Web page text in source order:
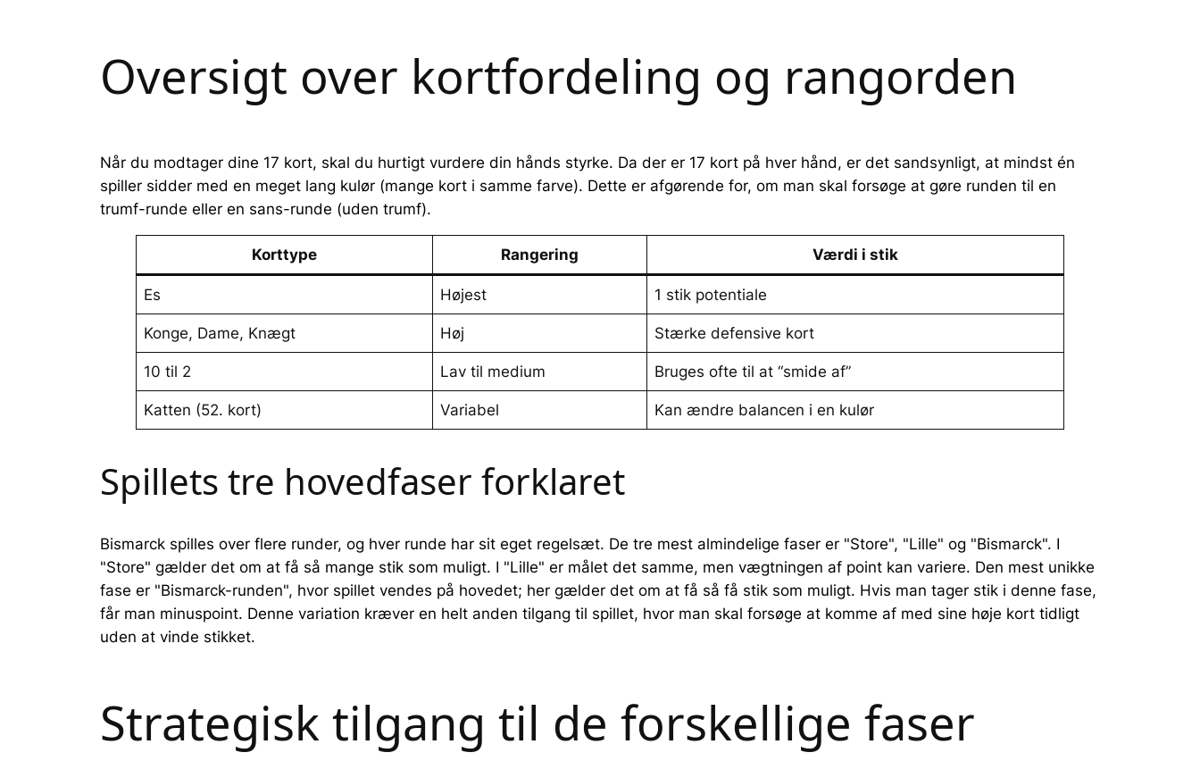
Oversigt over kortfordeling og rangorden
Når du modtager dine 17 kort, skal du hurtigt vurdere din hånds styrke. Da der er 17 kort på hver hånd, er det sandsynligt, at mindst én
spiller sidder med en meget lang kulør (mange kort i samme farve). Dette er afgørende for, om man skal forsøge at gøre runden til en
trumf-runde eller en sans-runde (uden trumf).
Korttype Rangering Værdi i stik
Es Højest 1 stik potentiale
Konge, Dame, Knægt Høj Stærke defensive kort
10 til 2 Lav til medium Bruges ofte til at “smide af”
Katten (52. kort) Variabel Kan ændre balancen i en kulør
Spillets tre hovedfaser forklaret
Bismarck spilles over flere runder, og hver runde har sit eget regelsæt. De tre mest almindelige faser er "Store", "Lille" og "Bismarck". I
"Store" gælder det om at få så mange stik som muligt. I "Lille" er målet det samme, men vægtningen af point kan variere. Den mest unikke
fase er "Bismarck-runden", hvor spillet vendes på hovedet; her gælder det om at få så få stik som muligt. Hvis man tager stik i denne fase,
får man minuspoint. Denne variation kræver en helt anden tilgang til spillet, hvor man skal forsøge at komme af med sine høje kort tidligt
uden at vinde stikket.
Strategisk tilgang til de forskellige faser